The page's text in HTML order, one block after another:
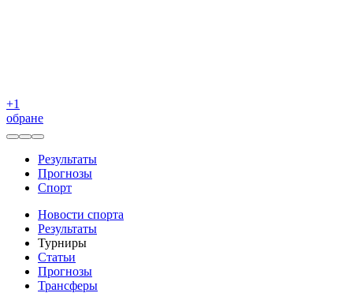
+1
обране
Результаты
Прогнозы
Спорт
Новости спорта
Результаты
Турниры
Статьи
Прогнозы
Трансферы